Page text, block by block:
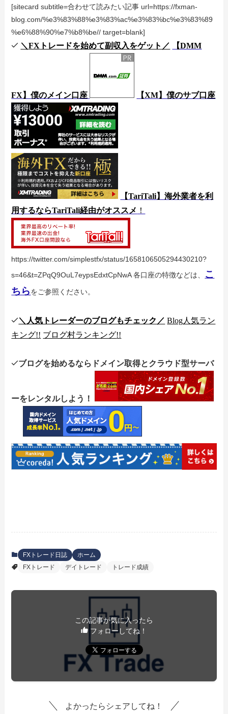
[sitecard subtitle=合わせて読みたい記事 url=https://fxman-
blog.com/%e3%83%88%e3%83%ac%e3%83%bc%e3%83%89
%e6%88%90%e7%b8%be// target=blank]
＼FX トレードを始めて副収入をゲット／ 【DMM
FX】僕のメイン口座 【XM】僕のサブ口座
【TariTali】海外業者を利
用するならTariTali経由がオススメ ！
https://twitter.com/simplestfx/status/1658106505294430210?
s=46&t=ZPqQ9OuL7eypsEdxtCpNwA各口座の特徴などは、
こ
ちら をご参照ください。
＼人気トレーダーのブログもチェック／ Blog人気ラン
キング!! ブログ村ランキング!!
ブログを始めるならドメイン取得とクラウド型サーバ
ーをレンタルしよう！
FXトレード日誌
ホーム
FXトレード
デイトレード トレード成績
この記事が気に入ったら
フォローしてね！
よかったらシェアしてね！